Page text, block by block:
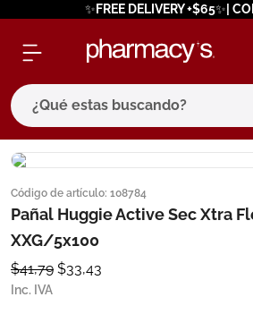
✨FREE DELIVERY +$65✨|
¿Qué estas buscando?
Código de artículo: 108784
Pañal Huggie Active Sec Xtra
XXG/5x100
$41,79 $33,43
Inc. IVA
términos más buscados
1. eucerin
bioderma
4.